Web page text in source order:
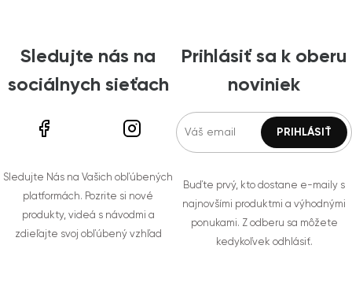
Sledujte nás na
sociálnych sieťach
Sledujte Nás na Vašich obľúbených
platformách. Pozrite si nové
produkty, videá s návodmi a
zdieľajte svoj obľúbený vzhľad
Prihlásiť sa k oberu
noviniek
Buďte prvý, kto dostane e-maily s
najnovšími produktmi a výhodnými
ponukami. Z odberu sa môžete
kedykoľvek odhlásiť.